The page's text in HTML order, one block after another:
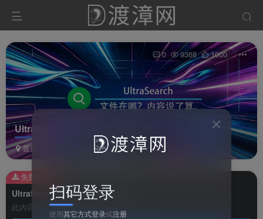
UltraSearch搜索Windows专业版
首页 系统软件 正文
0 9368 1000
UltraSearch搜索Windows专业版
此内容为免费资源，请登录后查看
免费资源
扫码登录
使用其它方式登录或注册